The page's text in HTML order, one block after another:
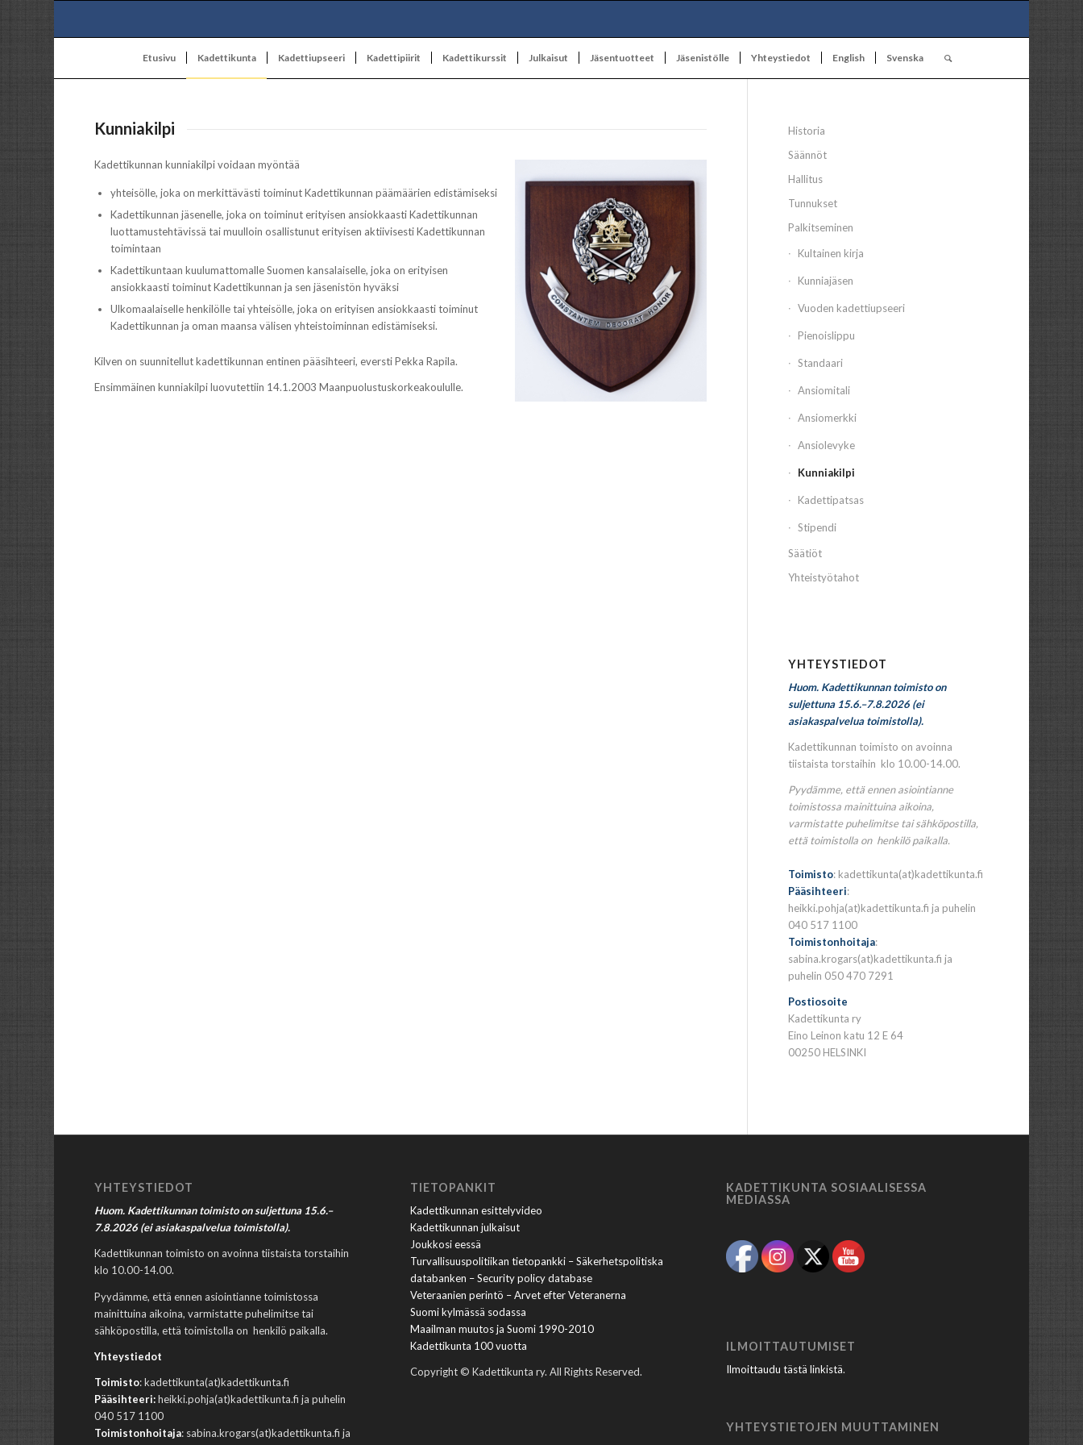
Etusivu Kadettikunta Kadettiupseeri Kadettipiirit Kadettikurssit Julkaisut Jäsentuotteet Jäsenistölle Yhteystiedot English Svenska
Kunniakilpi
Kadettikunnan kunniakilpi voidaan myöntää
yhteisölle, joka on merkittävästi toiminut Kadettikunnan päämäärien edistämiseksi
Kadettikunnan jäsenelle, joka on toiminut erityisen ansiokkaasti Kadettikunnan
luottamustehtävissä tai muulloin osallistunut erityisen aktiivisesti Kadettikunnan
toimintaan
Kadettikuntaan kuulumattomalle Suomen kansalaiselle, joka on erityisen
ansiokkaasti toiminut Kadettikunnan ja sen jäsenistön hyväksi
Ulkomaalaiselle henkilölle tai yhteisölle, joka on erityisen ansiokkaasti toiminut
Kadettikunnan ja oman maansa välisen yhteistoiminnan edistämiseksi.
Kilven on suunnitellut kadettikunnan entinen pääsihteeri, eversti Pekka Rapila.
Ensimmäinen kunniakilpi luovutettiin 14.1.2003 Maanpuolustuskorkeakoululle.
Historia
Säännöt
Hallitus
Tunnukset
Palkitseminen
Kultainen kirja
Kunniajäsen
Vuoden kadettiupseeri
Pienoislippu
Standaari
Ansiomitali
Ansiomerkki
Ansiolevyke
Kunniakilpi
Kadettipatsas
Stipendi
Säätiöt
Yhteistyötahot
YHTEYSTIEDOT
Huom. Kadettikunnan toimisto on
suljettuna 15.6.–7.8.2026 (ei
asiakaspalvelua toimistolla).
Kadettikunnan toimisto on avoinna
tiistaista torstaihin klo 10.00-14.00.
Pyydämme, että ennen asiointianne
toimistossa mainittuina aikoina,
varmistatte puhelimitse tai sähköpostilla,
että toimistolla on henkilö paikalla.
Toimisto: kadettikunta(at)kadettikunta.fi
Pääsihteeri:
heikki.pohja(at)kadettikunta.fi ja puhelin
040 517 1100
Toimistonhoitaja:
sabina.krogars(at)kadettikunta.fi ja
puhelin 050 470 7291
Postiosoite
Kadettikunta ry
Eino Leinon katu 12 E 64
00250 HELSINKI
YHTEYSTIEDOT
Huom. Kadettikunnan toimisto on suljettuna 15.6.–
7.8.2026 (ei asiakaspalvelua toimistolla).
Kadettikunnan toimisto on avoinna tiistaista torstaihin
klo 10.00-14.00.
Pyydämme, että ennen asiointianne toimistossa
mainittuina aikoina, varmistatte puhelimitse tai
sähköpostilla, että toimistolla on henkilö paikalla.
Yhteystiedot
Toimisto: kadettikunta(at)kadettikunta.fi
Pääsihteeri:heikki.pohja(at)kadettikunta.fi ja puhelin
040 517 1100
Toimistonhoitaja: sabina.krogars(at)kadettikunta.fi ja
TIETOPANKIT
Kadettikunnan esittelyvideo
Kadettikunnan julkaisut
Joukkosi eessä
Turvallisuuspolitiikan tietopankki – Säkerhetspolitiska
databanken – Security policy database
Veteraanien perintö – Arvet efter Veteranerna
Suomi kylmässä sodassa
Maailman muutos ja Suomi 1990-2010
Kadettikunta 100 vuotta
Copyright © Kadettikunta ry. All Rights Reserved.
KADETTIKUNTA SOSIAALISESSA
MEDIASSA
ILMOITTAUTUMISET
Ilmoittaudu tästä linkistä.
YHTEYSTIETOJEN MUUTTAMINEN